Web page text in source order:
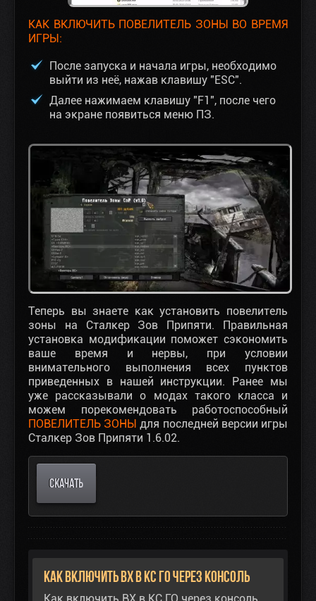
КАК ВКЛЮЧИТЬ ПОВЕЛИТЕЛЬ ЗОНЫ ВО ВРЕМЯ
ИГРЫ:
После запуска и начала игры, необходимо
выйти из неё, нажав клавишу "ESC".
Далее нажимаем клавишу "F1", после чего
на экране появиться меню ПЗ.
Теперь вы знаете как установить повелитель
зоны на Сталкер Зов Припяти. Правильная
установка модификации поможет сэкономить
ваше время и нервы, при условии
внимательного выполнения всех пунктов
приведенных в нашей инструкции. Ранее мы
уже рассказывали о модах такого класса и
можем порекомендовать работоспособный
ПОВЕЛИТЕЛЬ ЗОНЫ для последней версии игры
Сталкер Зов Припяти 1.6.02.
СКАЧАТЬ
Как включить ВХ в КС ГО через консоль